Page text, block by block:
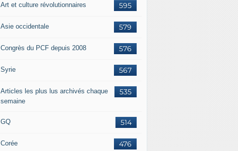
595
Art et culture révolutionnaires
579
Asie occidentale
576
Congrès du PCF depuis 2008
567
Syrie
535
Articles les plus lus archivés chaque
semaine
514
GQ
476
Corée